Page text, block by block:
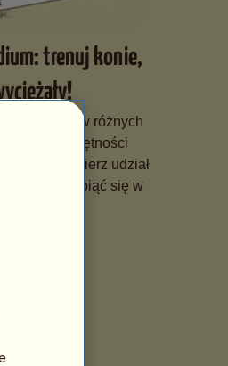
trenuj konie,
w różnych
ich umiejętności
treningi i bierz udział
aby piąć się w